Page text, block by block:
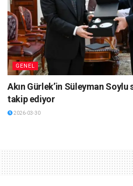
GENEL
Akın Gürlek’in Süleyman
takip ediyor
2026-03-30